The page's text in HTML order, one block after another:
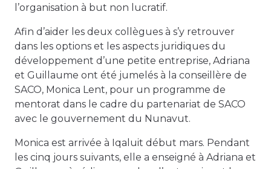
l’organisation à but non lucratif.
Afin d’aider les deux collègues à s’y retrouver
dans les options et les aspects juridiques du
développement d’une petite entreprise, Adriana
et Guillaume ont été jumelés à la conseillère de
SACO, Monica Lent, pour un programme de
mentorat dans le cadre du partenariat de SACO
avec le gouvernement du Nunavut.
Monica est arrivée à Iqaluit début mars. Pendant
les cinq jours suivants, elle a enseigné à Adriana et